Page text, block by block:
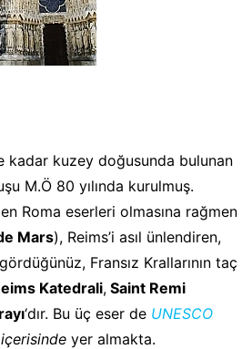
kadar kuzey doğusunda bulunan
M.Ö 80 yılında kurulmuş.
Roma eserleri olmasına rağmen
Mars), Reims’i asıl ünlendiren,
Fransız Krallarının taç
Katedrali, Saint Remi
‘dır. Bu üç eser de UNESCO
içerisinde yer almakta.